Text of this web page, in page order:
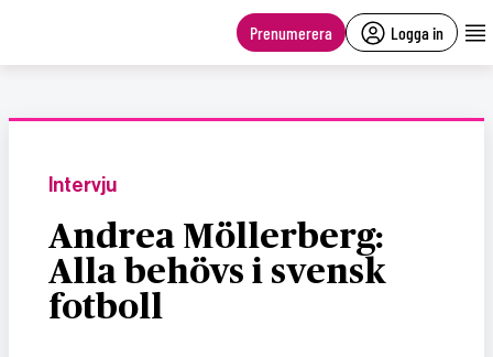
Prenumerera Logga in
Intervju
Andrea Möllerberg:
Alla behövs i svensk
fotboll